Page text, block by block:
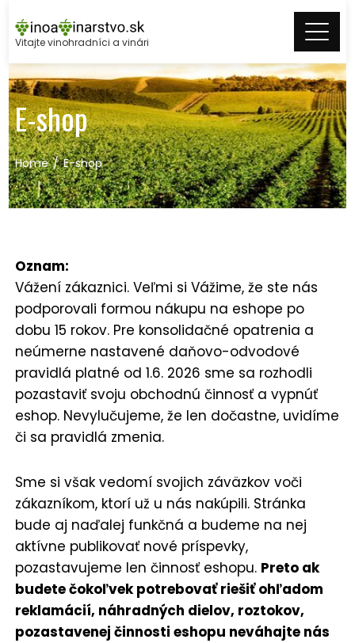
to
content
Vitajte vinohradníci a vinári
E-shop
Home E-shop
Oznam:
Vážení zákaznici. Veľmi si Vážime, že ste nás
podporovali formou nákupu na eshope po
dobu 15 rokov. Pre konsolidačné opatrenia a
neúmerne nastavené daňovo-odvodové
pravidlá platné od 1.6. 2026 sme sa rozhodli
pozastaviť svoju obchodnú činnosť a vypnúť
eshop. Nevylučujeme, že len dočastne, uvidíme
či sa pravidlá zmenia.
Sme si však vedomí svojich záväzkov voči
zákazníkom, ktorí už u nás nakúpili. Stránka
bude aj naďalej funkčná a budeme na nej
aktívne publikovať nové príspevky,
pozastavujeme len činnosť eshopu. Preto ak
budete čokoľvek potrebovať riešiť ohľadom
reklamácií, náhradných dielov, roztokov,
pozastavenej činnosti eshopu neváhajte nás